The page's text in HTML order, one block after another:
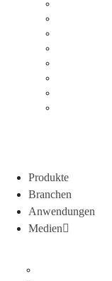
Produkte
Branchen
Anwendungen
Medien